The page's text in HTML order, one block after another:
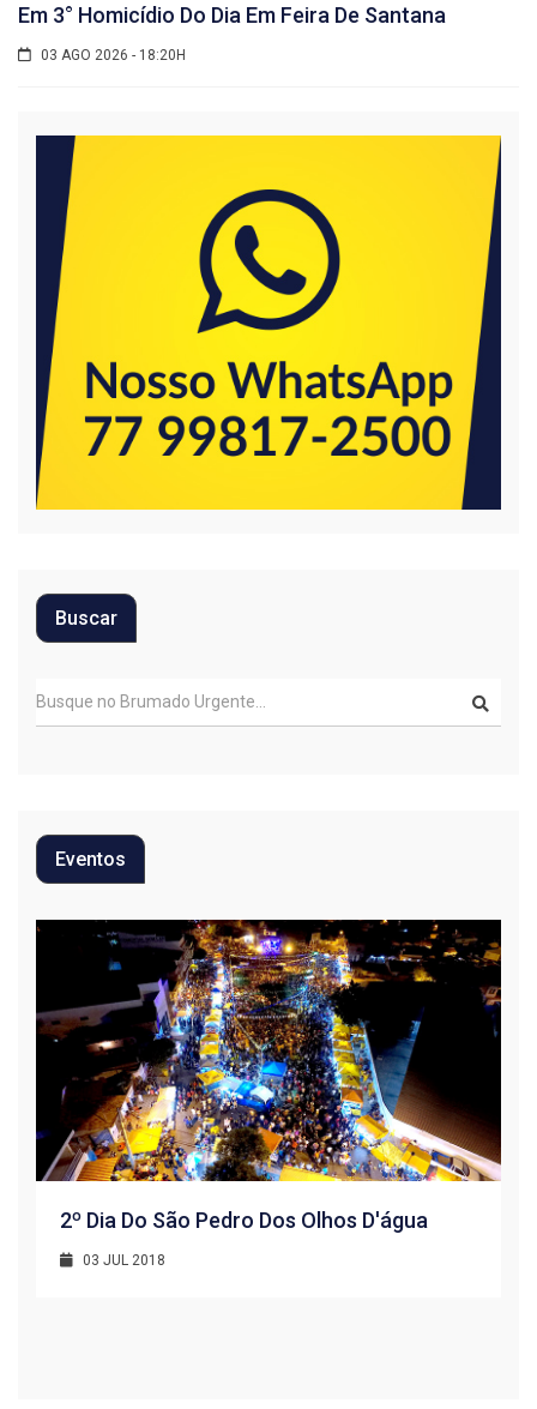
Em 3° Homicídio Do Dia Em Feira De Santana
03 AGO 2026 - 18:20H
Buscar
Eventos
2º Dia Do São Pedro Dos Olhos D'água
03 JUL 2018